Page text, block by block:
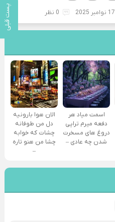
پست قبلی 17 نوامبر 2025 0 نظر
اسمت میاد هر
دفعه میرم تراپی
دروغ‌ های مسخرت
شدن چه عادی –
الان هوا بارونیه
دل من طوفانه
چشات که خوابه
چشا من هنو تاره
–